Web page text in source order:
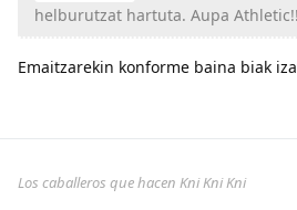
helburutzat hartuta. Aupa Athletic!!
Emaitzarekin konforme baina biak
Los caballeros que hacen Kni Kni Kni